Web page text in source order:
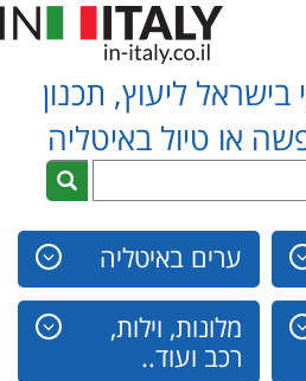
ליעוץ, תכנון
או טיול באיטליה
ערים באיטליה
מלונות, וילות,
רכב ועוד..